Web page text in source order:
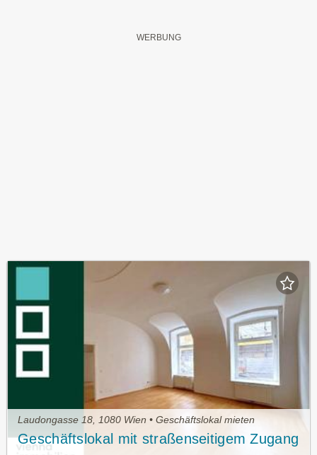
Laudongasse 18, 1080 Wien • Geschäftslokal mieten
Geschäftslokal mit straßenseitigem Zugang